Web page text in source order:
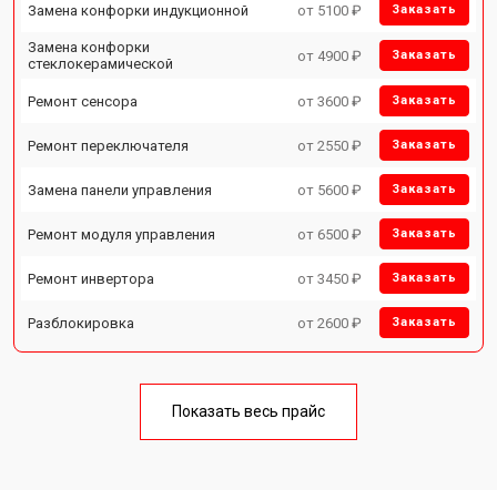
Замена конфорки индукционной от 5100 ₽ Заказать
Замена конфорки
стеклокерамической
от 4900 ₽ Заказать
Ремонт сенсора от 3600 ₽ Заказать
Ремонт переключателя от 2550 ₽ Заказать
Замена панели управления от 5600 ₽ Заказать
Ремонт модуля управления от 6500 ₽ Заказать
Ремонт инвертора от 3450 ₽ Заказать
Разблокировка от 2600 ₽ Заказать
Показать весь прайс